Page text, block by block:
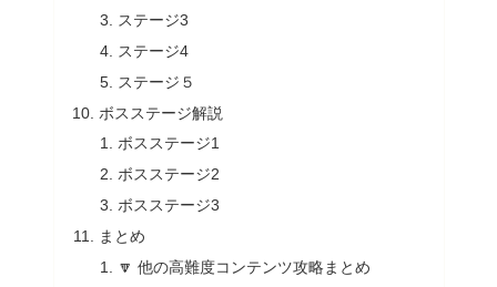
ステージ3
ステージ4
ステージ５
ボスステージ解説
ボスステージ1
ボスステージ2
ボスステージ3
まとめ
🔽 他の高難度コンテンツ攻略まとめ